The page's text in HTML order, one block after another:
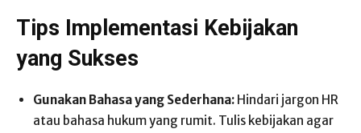
Tips Implementasi Kebijakan
yang Sukses
Gunakan Bahasa yang Sederhana: Hindari jargon HR
atau bahasa hukum yang rumit. Tulis kebijakan agar